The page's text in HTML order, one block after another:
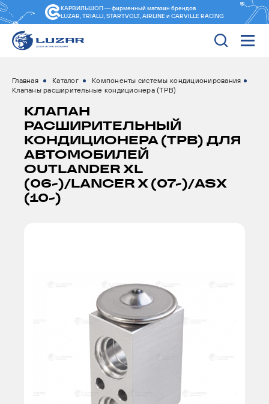
КАРВИЛЬШОП — фирменный магазин брендов
LUZAR, TRIALLI, STARTVOLT, AIRLINE и CARVILLE RACING
Главная Каталог
Компоненты системы кондиционирования
Клапаны расширительные кондиционера (ТРВ)
КЛАПАН
РАСШИРИТЕЛЬНЫЙ
КОНДИЦИОНЕРА (ТРВ) ДЛЯ
АВТОМОБИЛЕЙ
OUTLANDER XL
(06-)/LANCER X (07-)/ASX
(10-)